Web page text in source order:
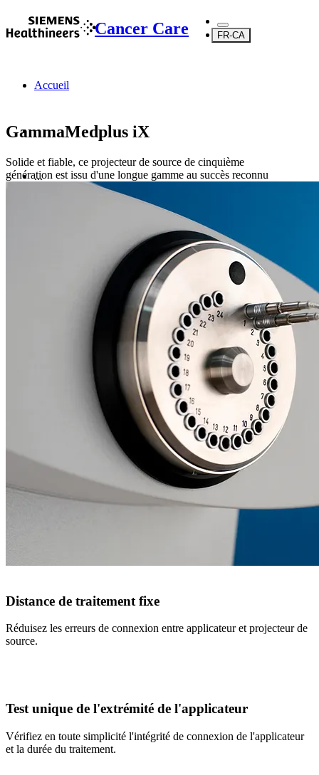
Cancer Care FR-CA
Accueil
...
Curiethérapie
Applicateurs et projecteurs de source
GammaMedplus iX
GammaMedplus iX
Solide et fiable, ce projecteur de source de cinquième
génération est issu d'une longue gamme au succès reconnu
Distance de traitement fixe
Réduisez les erreurs de connexion entre applicateur et projecteur de
source.
Test unique de l'extrémité de l'applicateur
Vérifiez en toute simplicité l'intégrité de connexion de l'applicateur
et la durée du traitement.